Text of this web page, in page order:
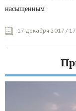
насыщенным
17 декабря 2017 /